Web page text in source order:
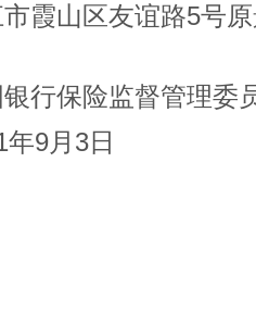
霞山区友谊路5号
行保险监督管理委
9月3日